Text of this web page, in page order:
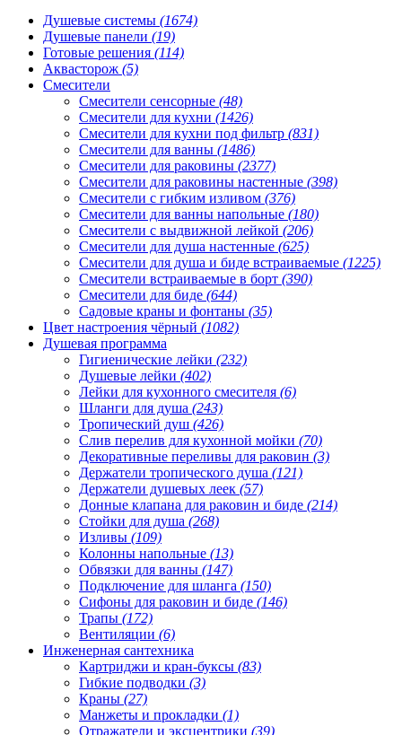
Душевые системы (1674)
Душевые панели (19)
Готовые решения (114)
Аквасторож (5)
Смесители
Смесители сенсорные (48)
Смесители для кухни (1426)
Смесители для кухни под фильтр (831)
Смесители для ванны (1486)
Смесители для раковины (2377)
Смесители для раковины настенные (398)
Смесители с гибким изливом (376)
Смесители для ванны напольные (180)
Смесители с выдвижной лейкой (206)
Смесители для душа настенные (625)
Смесители для душа и биде встраиваемые (1225)
Смесители встраиваемые в борт (390)
Смесители для биде (644)
Садовые краны и фонтаны (35)
Цвет настроения чёрный (1082)
Душевая программа
Гигиенические лейки (232)
Душевые лейки (402)
Лейки для кухонного смесителя (6)
Шланги для душа (243)
Тропический душ (426)
Слив перелив для кухонной мойки (70)
Декоративные переливы для раковин (3)
Держатели тропического душа (121)
Держатели душевых леек (57)
Донные клапана для раковин и биде (214)
Стойки для душа (268)
Изливы (109)
Колонны напольные (13)
Обвязки для ванны (147)
Подключение для шланга (150)
Сифоны для раковин и биде (146)
Трапы (172)
Вентиляции (6)
Инженерная сантехника
Картриджи и кран-буксы (83)
Гибкие подводки (3)
Краны (27)
Манжеты и прокладки (1)
Отражатели и эксцентрики (39)